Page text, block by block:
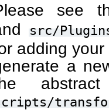
see
src/Plugins/
adding
a